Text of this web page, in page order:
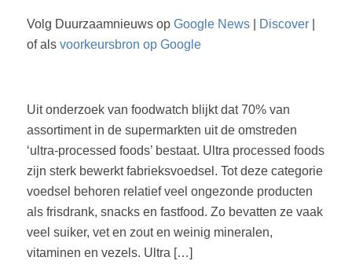
Volg Duurzaamnieuws op Google News| Discover|
of als voorkeursbron op Google
Uit onderzoek van foodwatch blijkt dat 70% van
assortiment in de supermarkten uit de omstreden
‘ultra-processed foods’ bestaat. Ultra processed foods
zijn sterk bewerkt fabrieksvoedsel. Tot deze categorie
voedsel behoren relatief veel ongezonde producten
als frisdrank, snacks en fastfood. Zo bevatten ze vaak
veel suiker, vet en zout en weinig mineralen,
vitaminen en vezels. Ultra […]